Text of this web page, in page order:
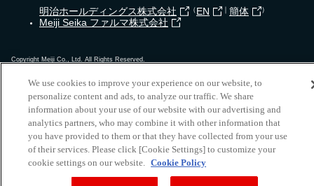
明治ホールディングス株式会社 （EN ｜ 簡体 ）
Meiji Seika ファルマ株式会社
Copyright Meiji Co., Ltd. All Rights Reserved.
We use cookies to improve your experience on our website, to
personalize content and ads, to analyze our traffic. We share
information about your use of our website with our advertising and
analytics partners, who may combine it with other information that
you have provided to them or that they have collected from your use
of their services. Please click [Cookie Settings] to customize your
cookie settings on our website. Cookie Policy